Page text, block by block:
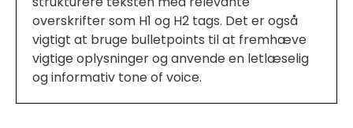
overskrifter som H1 og H2 tags. Det er også
vigtigt at bruge bulletpoints til at fremhæve
vigtige oplysninger og anvende en letlæselig
og informativ tone of voice.